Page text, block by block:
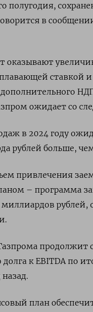
полугодия,
в
оказывают
ставкой
ожидает со
в 2024 году
рублей больше,
привлечения
– программа
рублей,
к EBITDA по
план